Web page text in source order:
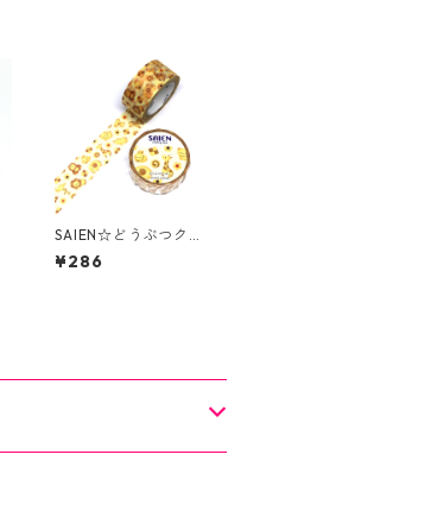
SAIEN☆どうぶつクッ
キー☆UR-4023☆20
ｍｍマスキングテープ
¥286